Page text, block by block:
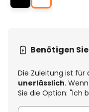
Benötigen
Die Zuleitung ist für
unerlässlich.
Sie die Option: "Ich